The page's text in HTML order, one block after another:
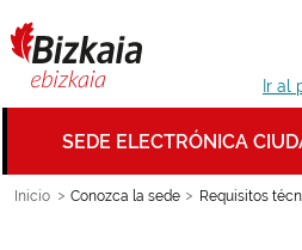
Ir al
SEDE ELECTRÓNICA
Inicio Conozca la sede Requisitos